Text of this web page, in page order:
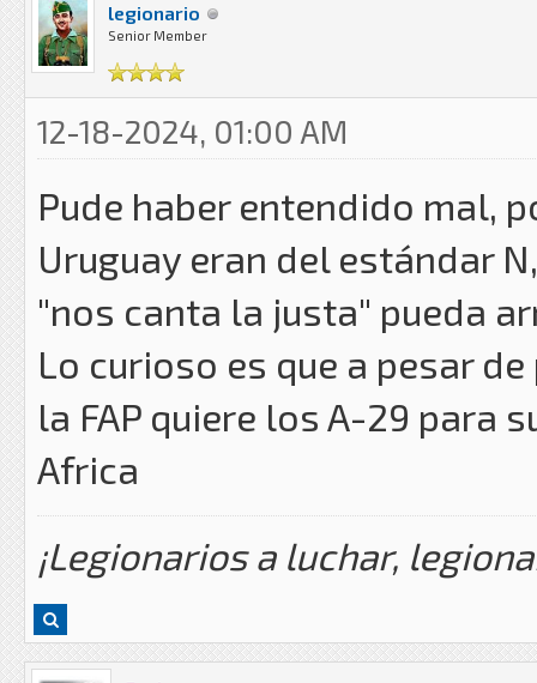
legionario
Senior Member
12-18-2024, 01:00 AM
Pude haber entendido mal,
Uruguay eran del estándar
"nos canta la justa" pueda
Lo curioso es que a pesar
la FAP quiere los A-29 para
Africa
¡Legionarios a luchar,